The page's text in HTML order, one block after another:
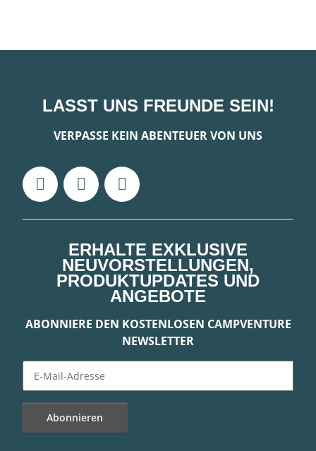
LASST UNS FREUNDE SEIN!
VERPASSE KEIN ABENTEUER VON UNS
ERHALTE EXKLUSIVE
NEUVORSTELLUNGEN,
PRODUKTUPDATES UND
ANGEBOTE
ABONNIERE DEN KOSTENLOSEN CAMPVENTURE
NEWSLETTER
Abonnieren